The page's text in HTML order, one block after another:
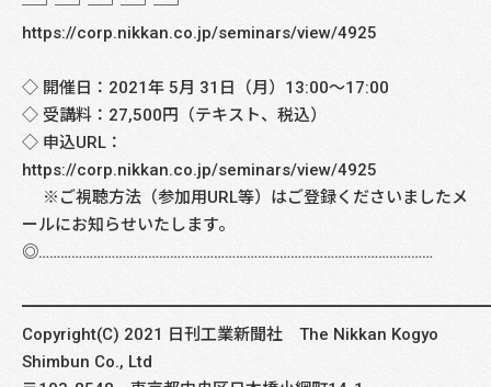
─┘─┘─┘─┘─┘
https://corp.nikkan.co.jp/seminars/view/4925
◇ 開催日：2021年 5月 31日（月）13:00～17:00
◇ 受講料：27,500円（テキスト、税込）
◇ 申込URL：
https://corp.nikkan.co.jp/seminars/view/4925
※ご視聴方法（参加用URL等）はご登録くださいましたメ
ールにお知らせいたします。
◎………………………………………………………………………………………………
Copyright(C) 2021 日刊工業新聞社 The Nikkan Kogyo
Shimbun Co., Ltd